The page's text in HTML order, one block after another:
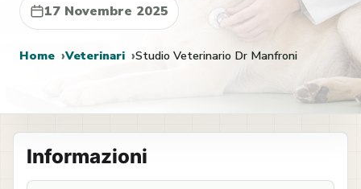
17 Novembre 2025
Home Veterinari Studio Veterinario Dr Manfroni
Informazioni